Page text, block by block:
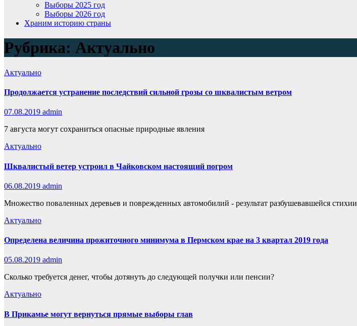
Выборы 2025 год
Выборы 2026 год
Храним историю страны
Рубрика: Актуально
Актуально
Продолжается устранение последствий сильной грозы со шквалистым ветром
07.08.2019 admin
7 августа могут сохраниться опасные природные явления
Актуально
Шквалистый ветер устроил в Чайковском настоящий погром
06.08.2019 admin
Множество поваленных деревьев и поврежденных автомобилий - результат разбушевавшейся стихии
Актуально
Определена величина прожиточного минимума в Пермском крае на 3 квартал 2019 года
05.08.2019 admin
Сколько требуется денег, чтобы дотянуть до следующей получки или пенсии?
Актуально
В Прикамье могут вернуться прямые выборы глав